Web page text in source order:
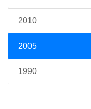
2010
2005
1990